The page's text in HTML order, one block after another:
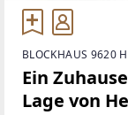
BLOCKHAUS 9620
Ein
Lage von